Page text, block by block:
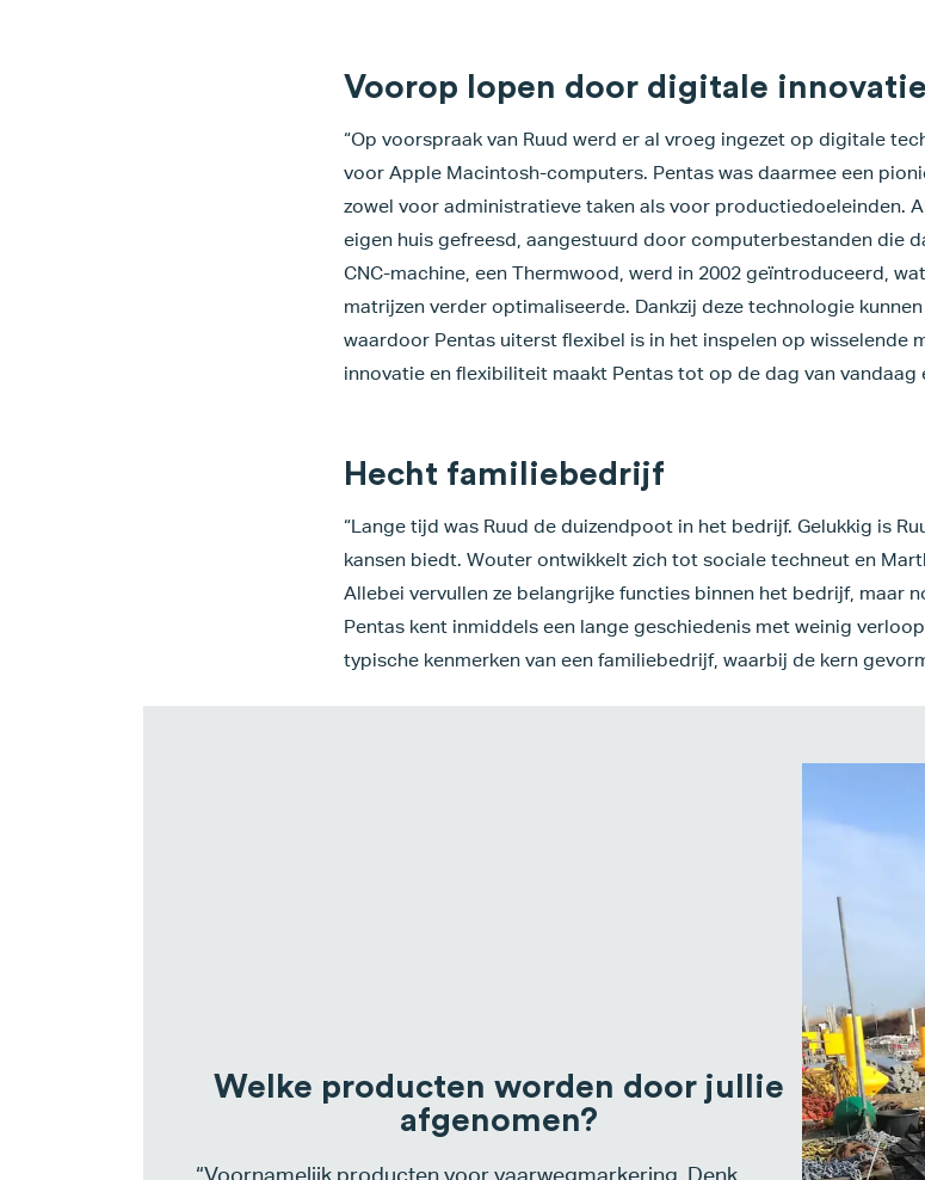
Voorop lopen door digitale innovatie
“Op voorspraak van Ruud werd er al vroeg ingezet op digitale
voor Apple Macintosh-computers. Pentas was daarmee een
zowel voor administratieve taken als voor productiedoeleinden.
eigen huis gefreesd, aangestuurd door computerbestanden die
CNC-machine, een Thermwood, werd in 2002 geïntroduceerd,
matrijzen verder optimaliseerde. Dankzij deze technologie
waardoor Pentas uiterst flexibel is in het inspelen op wisselende
innovatie en flexibiliteit maakt Pentas tot op de dag van vandaag
Hecht familiebedrijf
“Lange tijd was Ruud de duizendpoot in het bedrijf. Gelukkig is
kansen biedt. Wouter ontwikkelt zich tot sociale techneut en
Allebei vervullen ze belangrijke functies binnen het bedrijf, maar
Pentas kent inmiddels een lange geschiedenis met weinig
typische kenmerken van een familiebedrijf, waarbij de kern
Welke producten worden door jullie
afgenomen?
“Voornamelijk producten voor vaarwegmarkering. Denk